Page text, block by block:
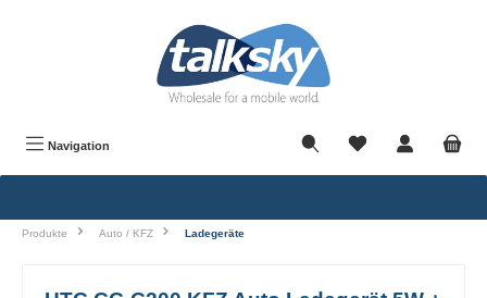
Navigation
Produkte Auto / KFZ Ladegeräte